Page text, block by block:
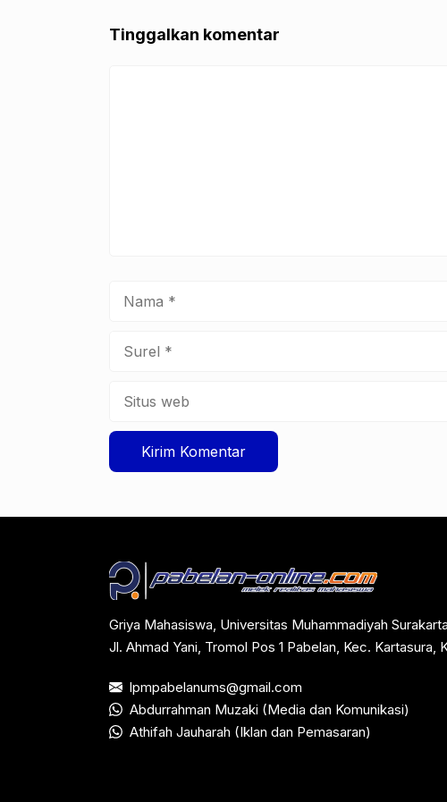
k
Tinggalkan komentar
Griya Mahasiswa, Universitas Muhammadiyah Surakarta
Jl. Ahmad Yani, Tromol Pos 1 Pabelan, Kec. Kartasura,
lpmpabelanums@gmail.com
Abdurrahman Muzaki (Media dan Komunikasi)
Athifah Jauharah (Iklan dan Pemasaran)